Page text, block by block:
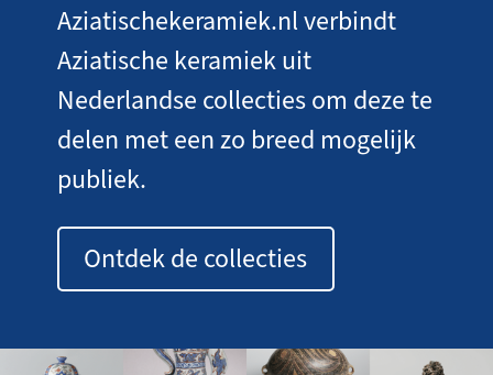
Aziatischekeramiek.nl verbindt
Aziatische keramiek uit
Nederlandse collecties om deze te
delen met een zo breed mogelijk
publiek.
Ontdek de collecties